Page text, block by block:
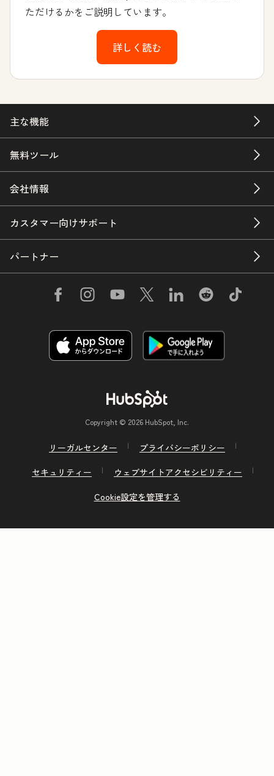
ただけるかをご説明しています。
詳しく読む
主な機能
無料ツール
会社情報
カスタマー向けサポート
パートナー
Copyright © 2026 HubSpot, Inc.
リーガルセンター
プライバシーポリシー
セキュリティー
ウェブサイトアクセシビリティー
Cookie設定を管理する